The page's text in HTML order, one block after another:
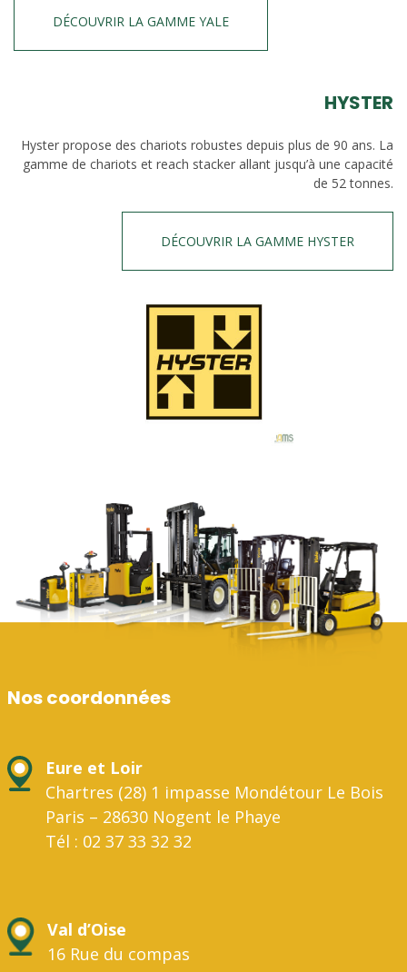
DÉCOUVRIR LA GAMME YALE
HYSTER
Hyster propose des chariots robustes depuis plus de 90 ans. La
gamme de chariots et reach stacker allant jusqu’à une capacité
de 52 tonnes.
DÉCOUVRIR LA GAMME HYSTER
Nos coordonnées
Eure et Loir
Chartres (28) 1 impasse Mondétour Le Bois
Paris – 28630 Nogent le Phaye
Tél : 02 37 33 32 32
Val d’Oise
16 Rue du compas